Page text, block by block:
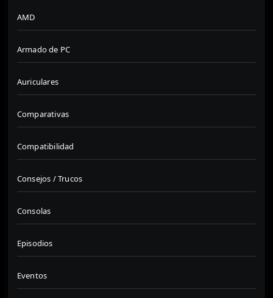
AMD
Armado de PC
Auriculares
Comparativas
Compatibilidad
Consejos / Trucos
Consolas
Episodios
Eventos